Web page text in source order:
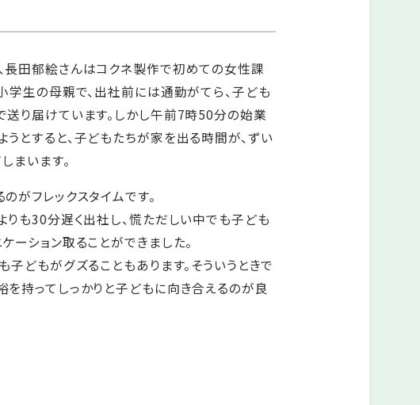
長田郁絵さんはコクネ製作で初めての女性課
学生の母親で、出社前には通勤がてら、子ども
送り届けています。しかし午前7時50分の始業
とすると、子どもたちが家を出る時間が、ずい
まいます。
がフレックスタイムです。
りも30分遅く出社し、慌ただしい中でも子ども
ーション取ることができました。
子どもがグズることもあります。そういうときで
を持ってしっかりと子どもに向き合えるのが良